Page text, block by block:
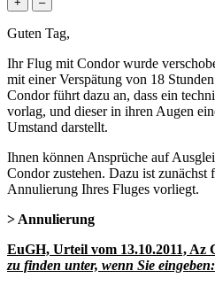
Guten Tag,
Ihr Flug mit Condor wurde
mit einer Verspätung von 18
Condor führt dazu an, dass ein
vorlag, und dieser in ihren Augen
Umstand darstellt.
Ihnen können Ansprüche auf
Condor zustehen. Dazu ist zunächst
Annulierung Ihres Fluges vorliegt.
> Annulierung
EuGH, Urteil vom 13.10.2011, Az
zu finden unter, wenn Sie